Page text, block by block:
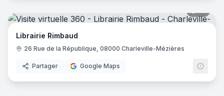
Librairie Rimbaud
26 Rue de la République, 08000 Charleville-Mézières
Partager Google Maps
10